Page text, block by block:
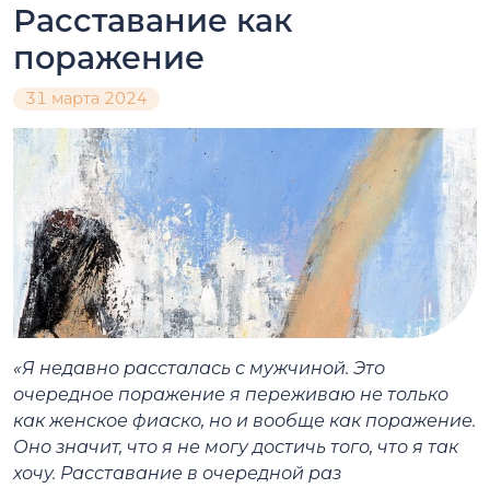
Расставание как
поражение
31 марта 2024
«Я недавно рассталась с мужчиной. Это
очередное поражение я переживаю не только
как женское фиаско, но и вообще как поражение.
Оно значит, что я не могу достичь того, что я так
хочу. Расставание в очередной раз